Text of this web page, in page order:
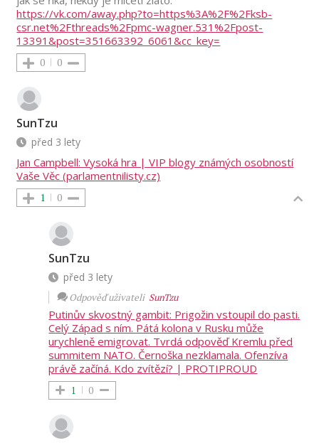
https://vk.com/away.php?to=https%3A%2F%2Fksb-
csr.net%2Fthreads%2Fpmc-wagner.531%2Fpost-
13391&post=351663392_6061&cc_key=
0 0
SunTzu
před 3 lety
Jan Campbell: Vysoká hra | VIP blogy známých osobností
Vaše Věc (parlamentnilisty.cz)
1 0
SunTzu
před 3 lety
Odpověď uživateli SunTzu
Putinův skvostný gambit: Prigožin vstoupil do pasti.
Celý Západ s ním. Pátá kolona v Rusku může
urychleně emigrovat. Tvrdá odpověď Kremlu před
summitem NATO. Černoška nezklamala. Ofenzíva
právě začíná. Kdo zvítězí? | PROTIPROUD
1 0